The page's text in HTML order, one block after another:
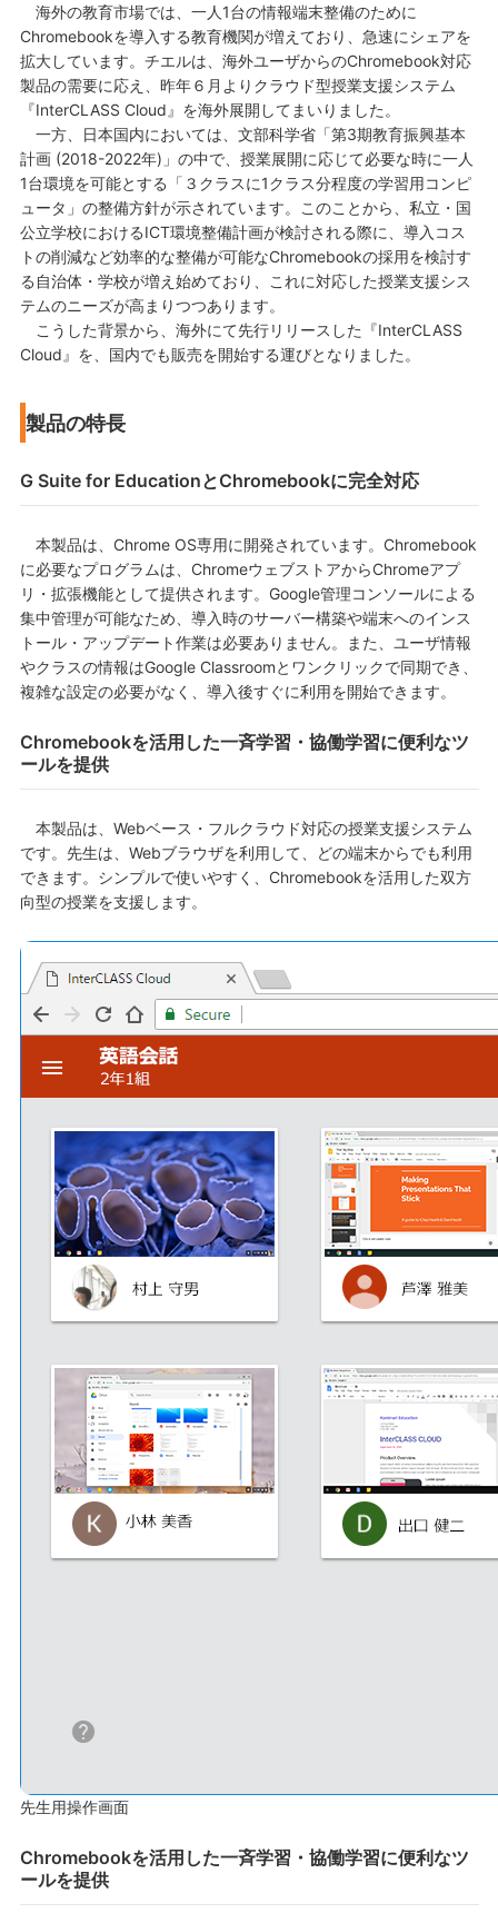
海外の教育市場では、一人1台の情報端末整備のために
Chromebookを導入する教育機関が増えており、急速にシェアを
拡大しています。チエルは、海外ユーザからのChromebook対応
製品の需要に応え、昨年６月よりクラウド型授業支援システム
『InterCLASS Cloud』を海外展開してまいりました。
一方、日本国内においては、文部科学省「第3期教育振興基本
計画 (2018-2022年)」の中で、授業展開に応じて必要な時に一人
1台環境を可能とする「３クラスに1クラス分程度の学習用コンピ
ュータ」の整備方針が示されています。このことから、私立・国
公立学校におけるICT環境整備計画が検討される際に、導入コス
トの削減など効率的な整備が可能なChromebookの採用を検討す
る自治体・学校が増え始めており、これに対応した授業支援シス
テムのニーズが高まりつつあります。
こうした背景から、海外にて先行リリースした『InterCLASS
Cloud』を、国内でも販売を開始する運びとなりました。
製品の特長
G Suite for EducationとChromebookに完全対応
本製品は、Chrome OS専用に開発されています。Chromebook
に必要なプログラムは、ChromeウェブストアからChromeアプ
リ・拡張機能として提供されます。Google管理コンソールによる
集中管理が可能なため、導入時のサーバー構築や端末へのインス
トール・アップデート作業は必要ありません。また、ユーザ情報
やクラスの情報はGoogle Classroomとワンクリックで同期でき、
複雑な設定の必要がなく、導入後すぐに利用を開始できます。
Chromebookを活用した一斉学習・協働学習に便利なツ
ールを提供
本製品は、Webベース・フルクラウド対応の授業支援システム
です。先生は、Webブラウザを利用して、どの端末からでも利用
できます。シンプルで使いやすく、Chromebookを活用した双方
向型の授業を支援します。
先生用操作画面
Chromebookを活用した一斉学習・協働学習に便利なツ
ールを提供